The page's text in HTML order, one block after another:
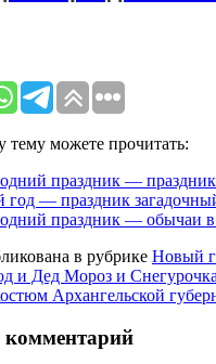
тему можете прочитать:
праздник — праздник
год — праздник
праздник — обычаи в
в рубрике Новый
и Дед Мороз и
Архангельской
комментарий